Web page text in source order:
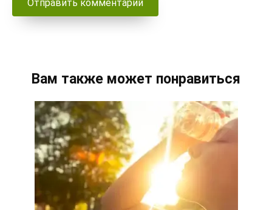
Вам также может понравиться